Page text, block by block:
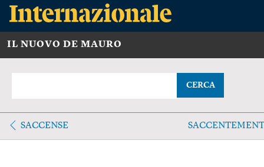
IL NUOVO DE MAURO
CERCA
SACCENSE